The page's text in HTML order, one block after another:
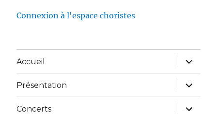
Connexion à l'espace choristes
Accueil
Présentation
Concerts